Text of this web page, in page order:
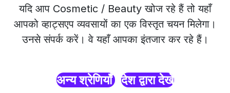
यदि आप Cosmetic / Beauty खोज रहे हैं तो यहाँ
आपको व्हाट्सएप व्यवसायों का एक विस्तृत चयन मिलेगा।
उनसे संपर्क करें। वे यहाँ आपका इंतजार कर रहे हैं।
अन्य श्रेणियाँ देश द्वारा देखें